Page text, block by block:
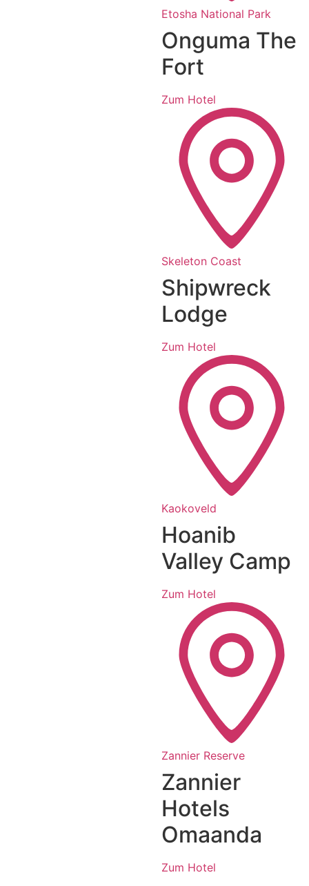
Etosha National Park
Onguma The
Fort
Zum Hotel
Skeleton Coast
Shipwreck
Lodge
Zum Hotel
Kaokoveld
Hoanib
Valley Camp
Zum Hotel
Zannier Reserve
Zannier
Hotels
Omaanda
Zum Hotel